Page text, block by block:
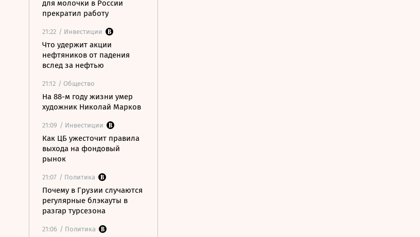
для молочки в России
прекратил работу
21:22 / Инвестиции
Что удержит акции
нефтяников от падения
вслед за нефтью
21:12 / Общество
На 88-м году жизни умер
художник Николай Марков
21:09 / Инвестиции
Как ЦБ ужесточит правила
выхода на фондовый
рынок
21:07 / Политика
Почему в Грузии случаются
регулярные блэкауты в
разгар турсезона
21:06 / Политика